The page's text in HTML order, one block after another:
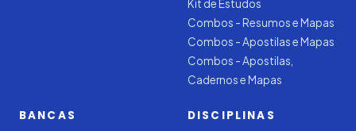
Kit de Estudos
Combos - Resumos e Mapas
Combos - Apostilas e Mapas
Combos - Apostilas,
Cadernos e Mapas
BANCAS DISCIPLINAS